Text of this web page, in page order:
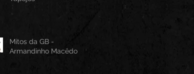
Mitos da GB -
Armandinho Macêdo